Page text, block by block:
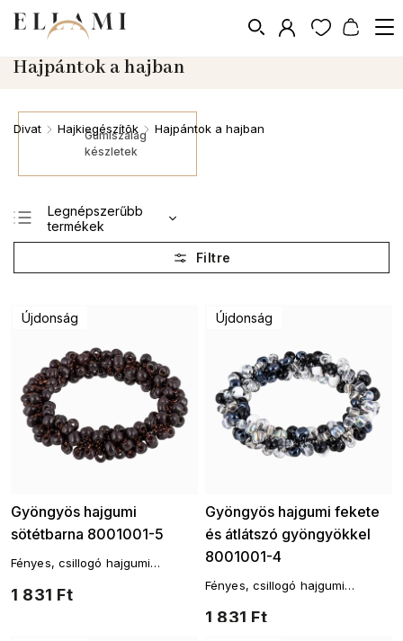
Divat / Hajkiegészítõk / Hajpántok a hajban
Hajpántok a hajban
Gumiszalag
készletek
Legnépszerűbb
termékek
Legolcsóbb elöl
Legdrágább
Újdonság
Gyöngyös hajgumi
sötétbarna 8001001-5
1 831 Ft
Fényes, csillogó hajgumi
Újdonság
Gyöngyös hajgumi fekete
és átlátszó gyöngyökkel
8001001-4
1 831 Ft
Fényes, csillogó hajgumi